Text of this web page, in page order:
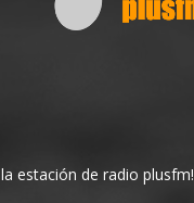
estación de radio plusfm!